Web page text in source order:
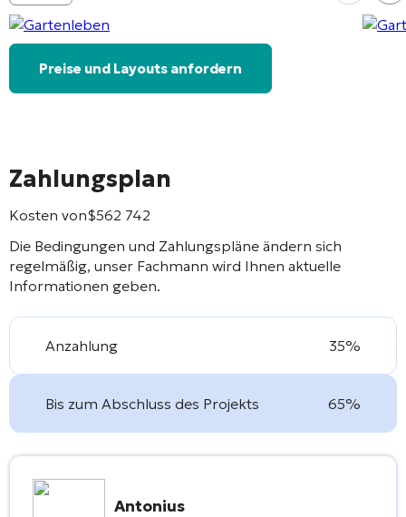
Preise und Layouts anfordern
Zahlungsplan
Kosten von$562 742
Die Bedingungen und Zahlungspläne ändern sich
regelmäßig, unser Fachmann wird Ihnen aktuelle
Informationen geben.
Anzahlung 35%
Bis zum Abschluss des Projekts 65%
Antonius